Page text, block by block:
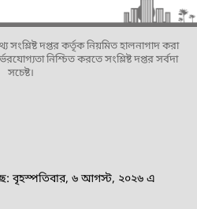
দপ্তর কর্তৃক নিয়মিত হালনাগাদ করা
নিশ্চিত করতে সংশ্লিষ্ট দপ্তর সর্বদা
সচেষ্ট।
বৃহস্পতিবার, ৬ আগস্ট, ২০২৬ এ